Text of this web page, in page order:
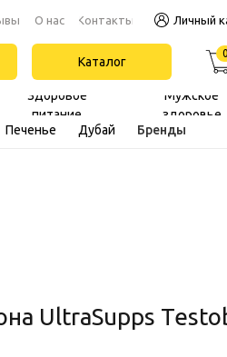
Каталог
Контакты
О нас
0
Здоровое
питание
Мужское
здоровье
Бренды
Дубай
Печенье
Личный
UltraSupps